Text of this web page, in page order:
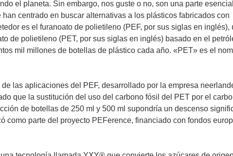
el planeta. Sin embargo, nos guste o no, son una parte
centrado en buscar alternativas a los plásticos fabricados con
es el furanoato de polietileno (PEF, por sus siglas en inglés),
de polietileno (PET, por sus siglas en inglés) basado en el
mil millones de botellas de plástico cada año. «PET» es el
las aplicaciones del PEF, desarrollado por la empresa
que la sustitución del uso del carbono fósil del PET por el
de botellas de 250 ml y 500 ml supondría un descenso
como parte del proyecto PEFerence, financiado con fondos